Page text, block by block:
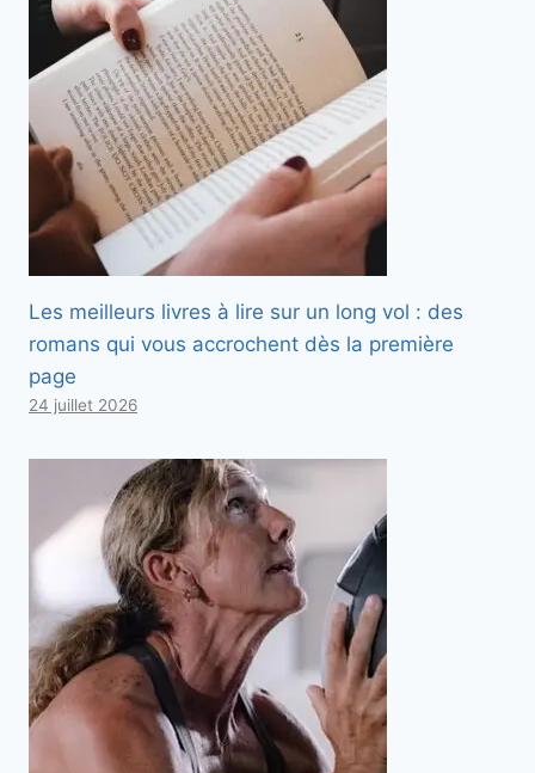
Les meilleurs livres à lire sur un long vol : des
romans qui vous accrochent dès la première
page
24 juillet 2026